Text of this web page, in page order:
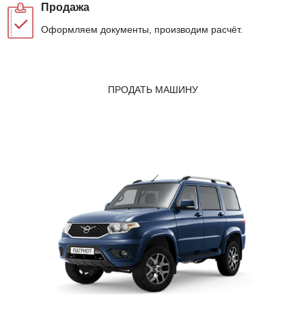
Продажа
Оформляем документы, производим расчёт.
ПРОДАТЬ МАШИНУ